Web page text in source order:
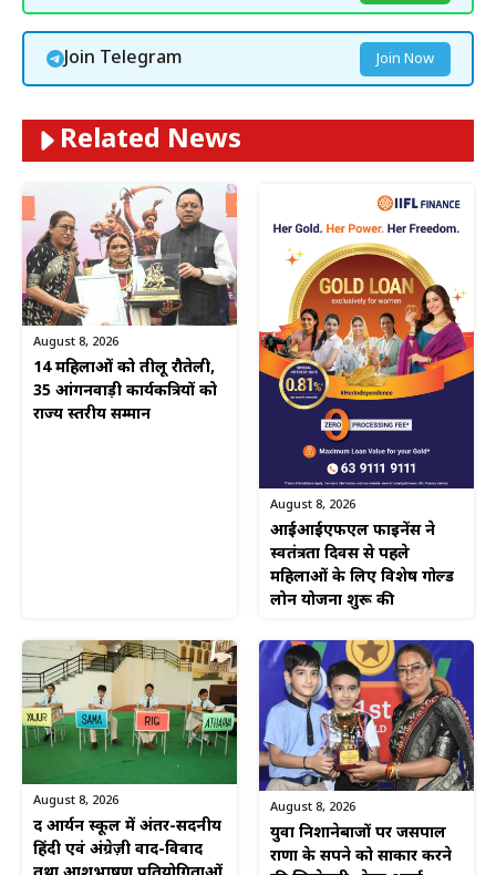
Join Telegram Join Now
Related News
August 8, 2026
14 महिलाओं को तीलू रौतेली,
35 आंगनवाड़ी कार्यकत्रियों को
राज्य स्तरीय सम्मान
August 8, 2026
आईआईएफएल फाइनेंस ने
स्वतंत्रता दिवस से पहले
महिलाओं के लिए विशेष गोल्ड
लोन योजना शुरू की
August 8, 2026
द आर्यन स्कूल में अंतर-सदनीय
हिंदी एवं अंग्रेज़ी वाद-विवाद
August 8, 2026
युवा निशानेबाजों पर जसपाल
राणा के सपने को साकार करने